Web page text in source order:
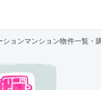
ョンマンション物件一覧・